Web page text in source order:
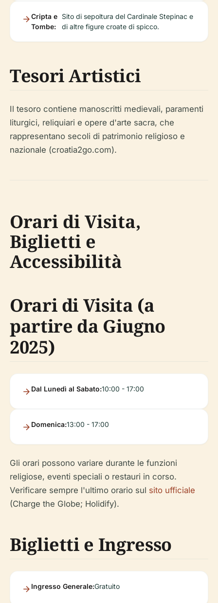
Cripta e
Tombe:
Sito di sepoltura del Cardinale Stepinac e
di altre figure croate di spicco.
Tesori Artistici
Il tesoro contiene manoscritti medievali, paramenti
liturgici, reliquiari e opere d'arte sacra, che
rappresentano secoli di patrimonio religioso e
nazionale (croatia2go.com).
Orari di Visita,
Biglietti e
Accessibilità
Orari di Visita (a
partire da Giugno
2025)
Dal Lunedì al Sabato:10:00 - 17:00
Domenica:13:00 - 17:00
Gli orari possono variare durante le funzioni
religiose, eventi speciali o restauri in corso.
Verificare sempre l'ultimo orario sul sito ufficiale
(Charge the Globe; Holidify).
Biglietti e Ingresso
Ingresso Generale:Gratuito